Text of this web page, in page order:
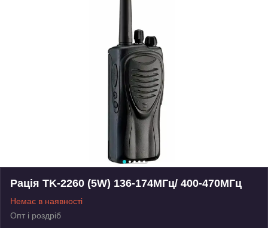
Рація TK-2260 (5W) 136-174МГц/ 400-470МГц
Немає в наявності
Опт і роздріб